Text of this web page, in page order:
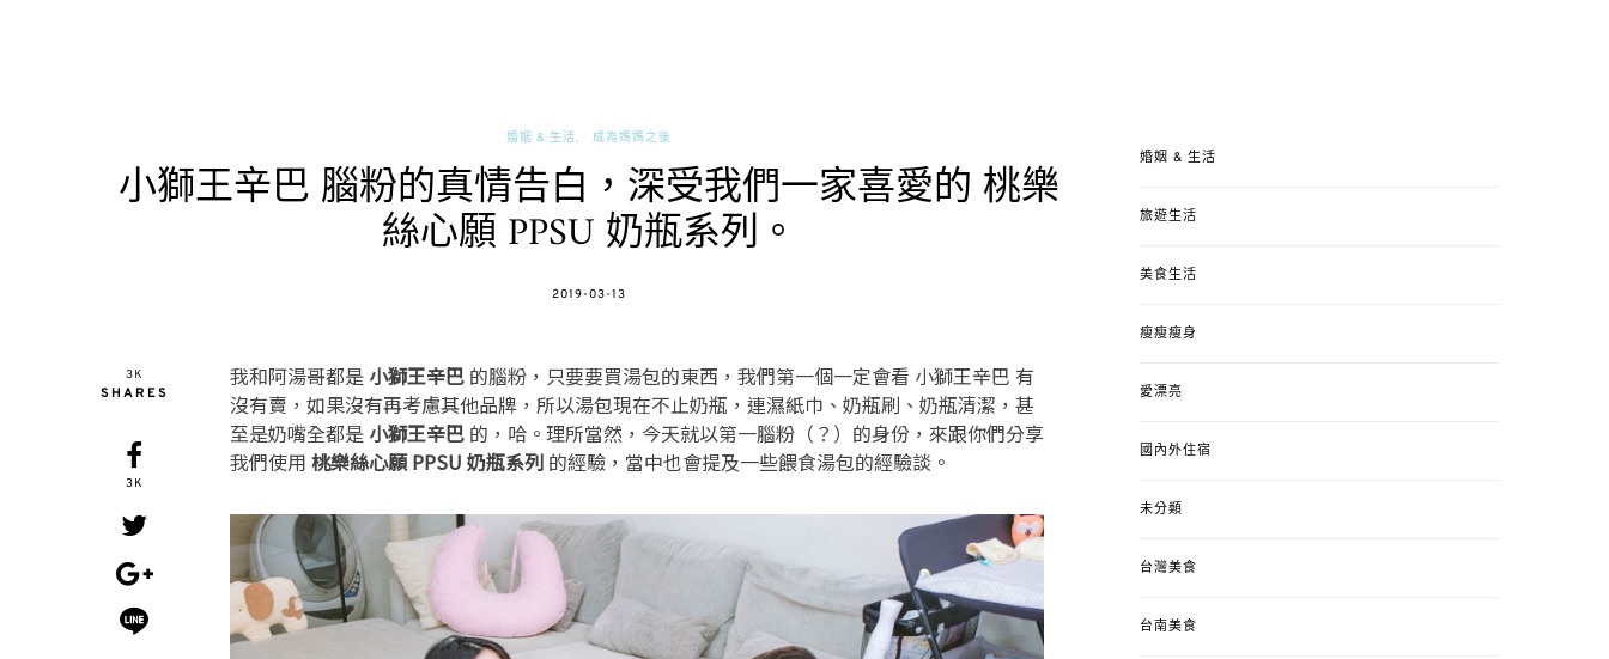
婚姻 & 生活 成為媽媽之後
小獅王辛巴 腦粉的真情告白，深受我們一家喜愛的 桃樂
絲心願 PPSU 奶瓶系列。
POSTED
2019-03-13
3K
SHARES
3K
我和阿湯哥都是 小獅王辛巴 的腦粉，只要要買湯包的東西，我們第一個一定會看 小獅王辛巴 有
沒有賣，如果沒有再考慮其他品牌，所以湯包現在不止奶瓶，連濕紙巾、奶瓶刷、奶瓶清潔，甚
至是奶嘴全都是 小獅王辛巴 的，哈。理所當然，今天就以第一腦粉（？）的身份，來跟你們分享
我們使用 桃樂絲心願 PPSU 奶瓶系列 的經驗，當中也會提及一些餵食湯包的經驗談。
婚姻 & 生活
旅遊生活
美食生活
瘦瘦瘦身
愛漂亮
國內外住宿
未分類
台灣美食
台南美食